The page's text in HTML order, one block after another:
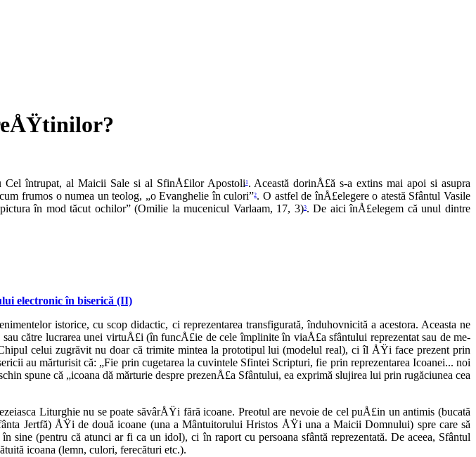
Cel întrupat, al Maicii Sale si al SfinÅ£ilor Apostoli1. Această dorinÅ£ă s-a extins mai apoi si asupra
frumos o numea un teolog, „o Evanghelie în culori”2. O astfel de înÅ£elegere o atestă Sfântul Vasile
în mod tăcut ochilor” (Omilie la mucenicul Varlaam, 17, 3)3. De aici înÅ£elegem că unul dintre
electronic în biserică (II)
istori­ce, cu scop didactic, ci reprezentarea trans­figurată, înduhovnicită a acestora. Aceasta ne
către lucrarea unei virtuÅ£i (în funcÅ£ie de cele împlinite în viaÅ£a sfântului reprezentat sau de me­
celui zugrăvit nu doar că trimite mintea la prototipul lui (mode­lul real), ci îl ÅŸi face prezent prin
au mărturisit că: „Fie prin cugetarea la cuvintele Sfintei Scripturi, fie prin reprezentarea Icoanei... noi
spune că „icoa­na dă mărturie despre prezenÅ£a Sfântului, ea exprimă slujirea lui prin rugăciunea cea
Liturghie nu se poate săvârÅŸi fără icoane. Preotul are nevoie de cel puÅ£in un antimis (bucată
Jertfă) ÅŸi de două icoa­ne (una a Mântuitorului Hristos ÅŸi una a Maicii Domnului) spre care să
sine (pentru că atunci ar fi ca un idol), ci în raport cu persoana sfântă re­prezentată. De aceea, Sfântul
icoana (lemn, culori, ferecături etc.).